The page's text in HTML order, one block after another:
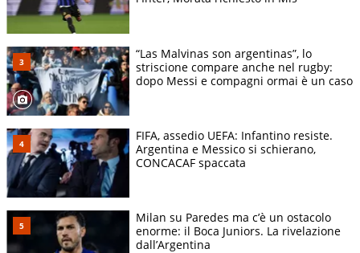
“Las Malvinas son argentinas”, lo
striscione compare anche nel rugby:
dopo Messi e compagni ormai è un caso
FIFA, assedio UEFA: Infantino resiste.
Argentina e Messico si schierano,
CONCACAF spaccata
Milan su Paredes ma c’è un ostacolo
enorme: il Boca Juniors. La rivelazione
dall’Argentina